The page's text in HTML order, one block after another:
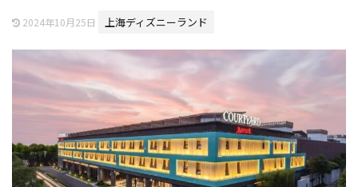
2024年10月25日 上海ディズニーランド